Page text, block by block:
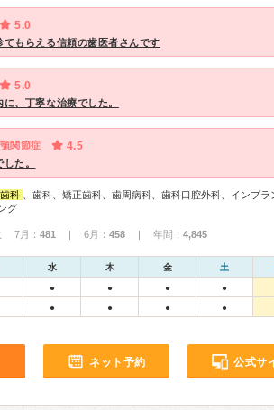
5.0
てもらえる信頼の歯医者さんです
5.0
に、丁寧な治療でした。
関節症 4.5
た。
科
、歯科、矯正歯科、歯周病科、歯科口腔外科、インプラ
グ
7月： 481 | 6月： 458 | 年間： 4,845
水 木 金 土
● ● ● ●
● ● ● ●
ネット予約 公式サ